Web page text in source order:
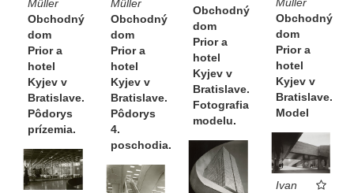
Müller
Obchodný
dom
Prior a
hotel
Kyjev v
Bratislave.
Pôdorys
prízemia.
Müller
Obchodný
dom
Prior a
hotel
Kyjev v
Bratislave.
Pôdorys
4.
poschodia.
Obchodný
dom
Prior a
hotel
Kyjev v
Bratislave.
Fotografia
modelu.
Obchodný
dom
Prior a
hotel
Kyjev v
Bratislave.
Model
Ivan